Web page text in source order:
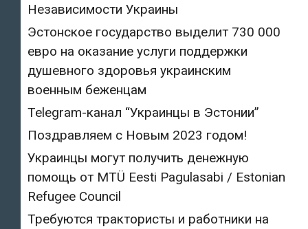
Независимости Украины
Эстонское государство выделит 730 000
евро на оказание услуги поддержки
душевного здоровья украинским
военным беженцам
Telegram-канал “Украинцы в Эстонии”
Поздравляем с Новым 2023 годом!
Украинцы могут получить денежную
помощь от MTÜ Eesti Pagulasabi / Estonian
Refugee Council
Требуются трактористы и работники на